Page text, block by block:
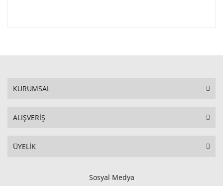
KURUMSAL
ALIŞVERİŞ
ÜYELİK
Sosyal Medya